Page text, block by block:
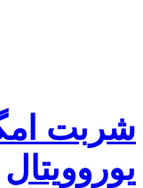
یوروویتال